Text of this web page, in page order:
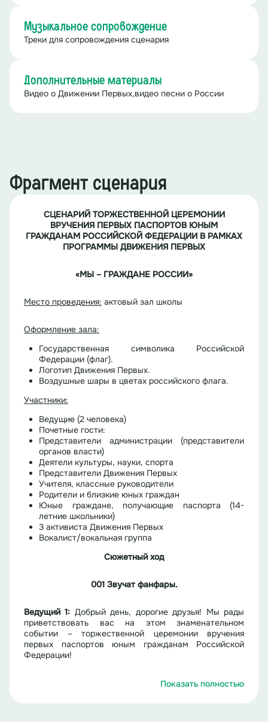
Музыкальное сопровождение
Треки для сопровождения сценария
Дополнительные материалы
Видео о Движении Первых,видео песни о России
Фрагмент сценария
СЦЕНАРИЙ ТОРЖЕСТВЕННОЙ ЦЕРЕМОНИИ
ВРУЧЕНИЯ ПЕРВЫХ ПАСПОРТОВ ЮНЫМ
ГРАЖДАНАМ РОССИЙСКОЙ ФЕДЕРАЦИИ В РАМКАХ
ПРОГРАММЫ ДВИЖЕНИЯ ПЕРВЫХ
«МЫ – ГРАЖДАНЕ РОССИИ»
Место проведения: актовый зал школы
Оформление зала:
Государственная символика Российской
Федерации (флаг).
Логотип Движения Первых.
Воздушные шары в цветах российского флага.
Участники:
Ведущие (2 человека)
Почетные гости:
Представители администрации (представители
органов власти)
Деятели культуры, науки, спорта
Представители Движения Первых
Учителя, классные руководители
Родители и близкие юных граждан
Юные граждане, получающие паспорта (14-
летние школьники)
3 активиста Движения Первых
Вокалист/вокальная группа
Сюжетный ход
001 Звучат фанфары.
Ведущий 1: Добрый день, дорогие друзья! Мы рады
приветствовать вас на этом знаменательном
событии – торжественной церемонии вручения
первых паспортов юным гражданам Российской
Федерации!
Сегодня особенный день для
Показать полностью